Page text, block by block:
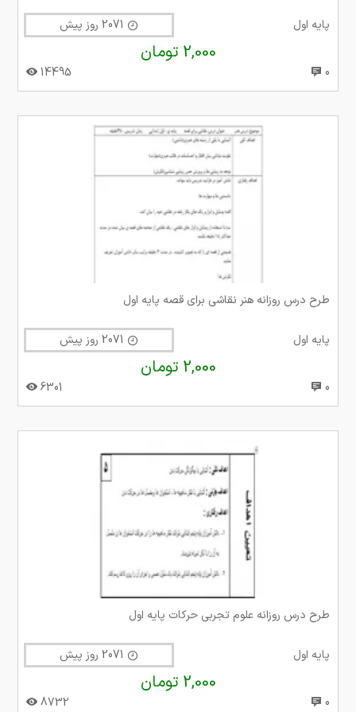
پایه اول
2,000 تومان
0
14495
طرح درس روزانه هنر نقاشی برای قصه پایه اول
پایه اول
2,000 تومان
0
6301
طرح درس روزانه علوم تجربی حرکات پایه اول
پایه اول
2,000 تومان
0
8732